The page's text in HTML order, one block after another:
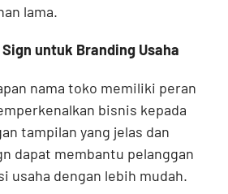
lama.
untuk Branding Usaha
nama toko memiliki peran
bisnis kepada
tampilan yang jelas dan
dapat membantu pelanggan
usaha dengan lebih mudah.